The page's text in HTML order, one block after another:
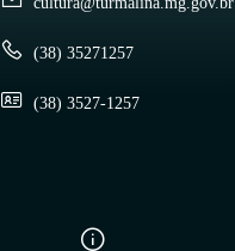
(38) 35271257
(38) 3527-1257